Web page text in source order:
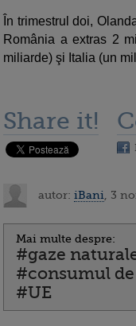
În trimestrul doi,
România a extras 2
miliarde) şi Italia (un
Share it!
autor: iBani , 3
Mai multe despre:
#gaze
#consumul
#UE